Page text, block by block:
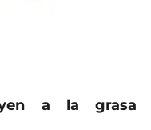
a la grasa